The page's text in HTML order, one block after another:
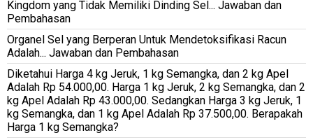
Kingdom yang Tidak Memiliki Dinding Sel... Jawaban dan
Pembahasan
Organel Sel yang Berperan Untuk Mendetoksifikasi Racun
Adalah... Jawaban dan Pembahasan
Diketahui Harga 4 kg Jeruk, 1 kg Semangka, dan 2 kg Apel
Adalah Rp 54.000,00. Harga 1 kg Jeruk, 2 kg Semangka, dan 2
kg Apel Adalah Rp 43.000,00. Sedangkan Harga 3 kg Jeruk, 1
kg Semangka, dan 1 kg Apel Adalah Rp 37.500,00. Berapakah
Harga 1 kg Semangka?